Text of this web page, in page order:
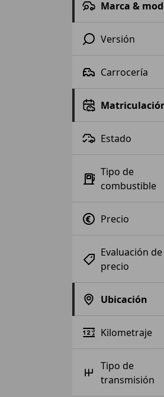
Marca &
Versión
Carrocería
Estado
Tipo de
combustible
Precio
Evaluación de
precio
Ubicación
Kilometraje
Tipo de
transmisión